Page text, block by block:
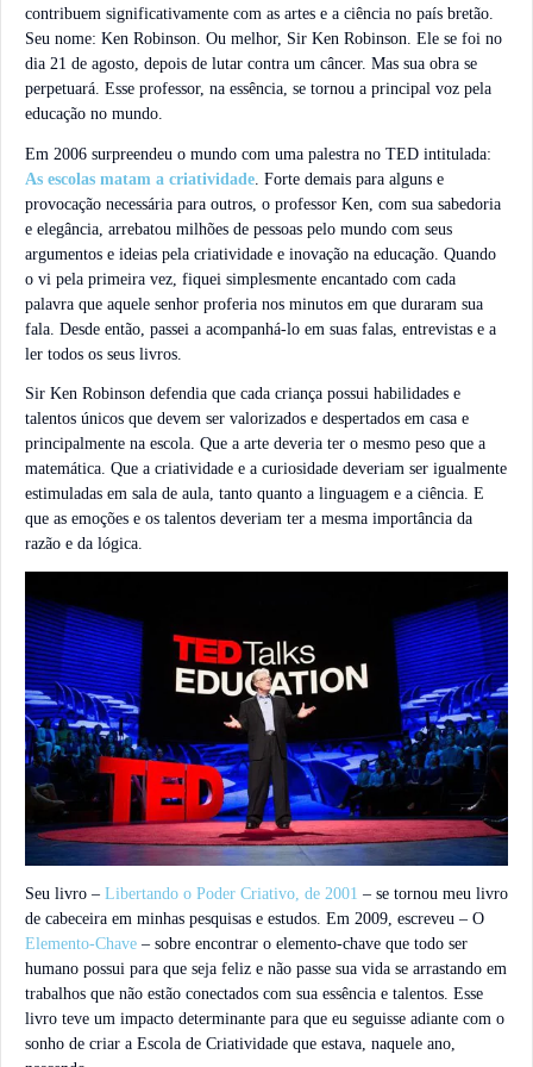
contribuem significativamente com as artes e a ciência no país bretão.
Seu nome: Ken Robinson. Ou melhor, Sir Ken Robinson. Ele se foi no
dia 21 de agosto, depois de lutar contra um câncer. Mas sua obra se
perpetuará. Esse professor, na essência, se tornou a principal voz pela
educação no mundo.
Em 2006 surpreendeu o mundo com uma palestra no TED intitulada:
As escolas matam a criatividade . Forte demais para alguns e
provocação necessária para outros, o professor Ken, com sua sabedoria
e elegância, arrebatou milhões de pessoas pelo mundo com seus
argumentos e ideias pela criatividade e inovação na educação. Quando
o vi pela primeira vez, fiquei simplesmente encantado com cada
palavra que aquele senhor proferia nos minutos em que duraram sua
fala. Desde então, passei a acompanhá-lo em suas falas, entrevistas e a
ler todos os seus livros.
Sir Ken Robinson defendia que cada criança possui habilidades e
talentos únicos que devem ser valorizados e despertados em casa e
principalmente na escola. Que a arte deveria ter o mesmo peso que a
matemática. Que a criatividade e a curiosidade deveriam ser igualmente
estimuladas em sala de aula, tanto quanto a linguagem e a ciência. E
que as emoções e os talentos deveriam ter a mesma importância da
razão e da lógica.
Seu livro – Libertando o Poder Criativo, de 2001 – se tornou meu livro
de cabeceira em minhas pesquisas e estudos. Em 2009, escreveu – O
Elemento-Chave – sobre encontrar o elemento-chave que todo ser
humano possui para que seja feliz e não passe sua vida se arrastando em
trabalhos que não estão conectados com sua essência e talentos. Esse
livro teve um impacto determinante para que eu seguisse adiante com o
sonho de criar a Escola de Criatividade que estava, naquele ano,